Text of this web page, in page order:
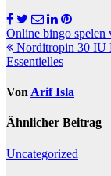
Online bingo spelen
Norditropin 30 IU
Essentielles
Von Arif Isla
Ähnlicher Beitrag
Uncategorized